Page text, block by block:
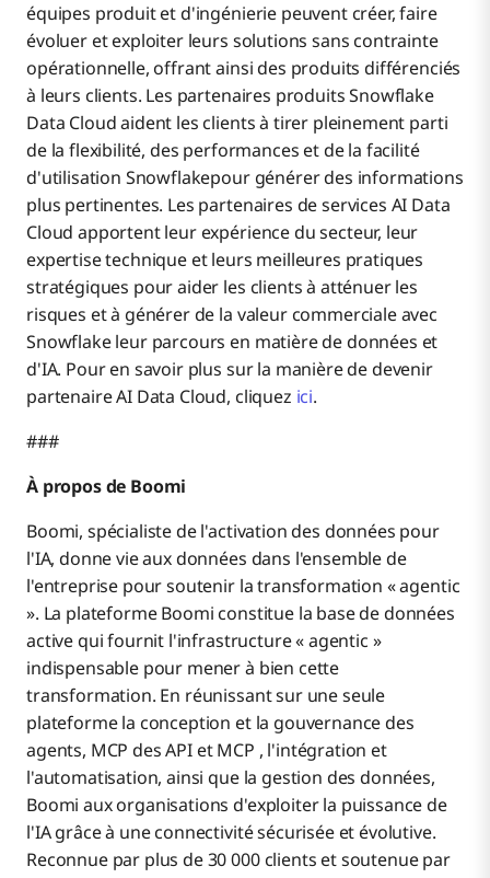
équipes produit et d'ingénierie peuvent créer, faire
évoluer et exploiter leurs solutions sans contrainte
opérationnelle, offrant ainsi des produits différenciés
à leurs clients. Les partenaires produits Snowflake
Data Cloud aident les clients à tirer pleinement parti
de la flexibilité, des performances et de la facilité
d'utilisation Snowflakepour générer des informations
plus pertinentes. Les partenaires de services AI Data
Cloud apportent leur expérience du secteur, leur
expertise technique et leurs meilleures pratiques
stratégiques pour aider les clients à atténuer les
risques et à générer de la valeur commerciale avec
Snowflake leur parcours en matière de données et
d'IA. Pour en savoir plus sur la manière de devenir
partenaire AI Data Cloud, cliquez ici.
###
À propos de Boomi
Boomi, spécialiste de l'activation des données pour
l'IA, donne vie aux données dans l'ensemble de
l'entreprise pour soutenir la transformation « agentic
». La plateforme Boomi constitue la base de données
active qui fournit l'infrastructure « agentic »
indispensable pour mener à bien cette
transformation. En réunissant sur une seule
plateforme la conception et la gouvernance des
agents, MCP des API et MCP , l'intégration et
l'automatisation, ainsi que la gestion des données,
Boomi aux organisations d'exploiter la puissance de
l'IA grâce à une connectivité sécurisée et évolutive.
Reconnue par plus de 30 000 clients et soutenue par